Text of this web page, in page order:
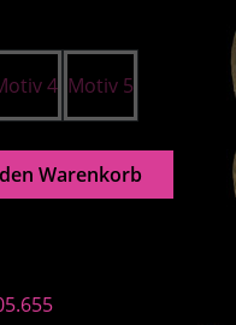
4 Motiv 5
den
Warenkorb